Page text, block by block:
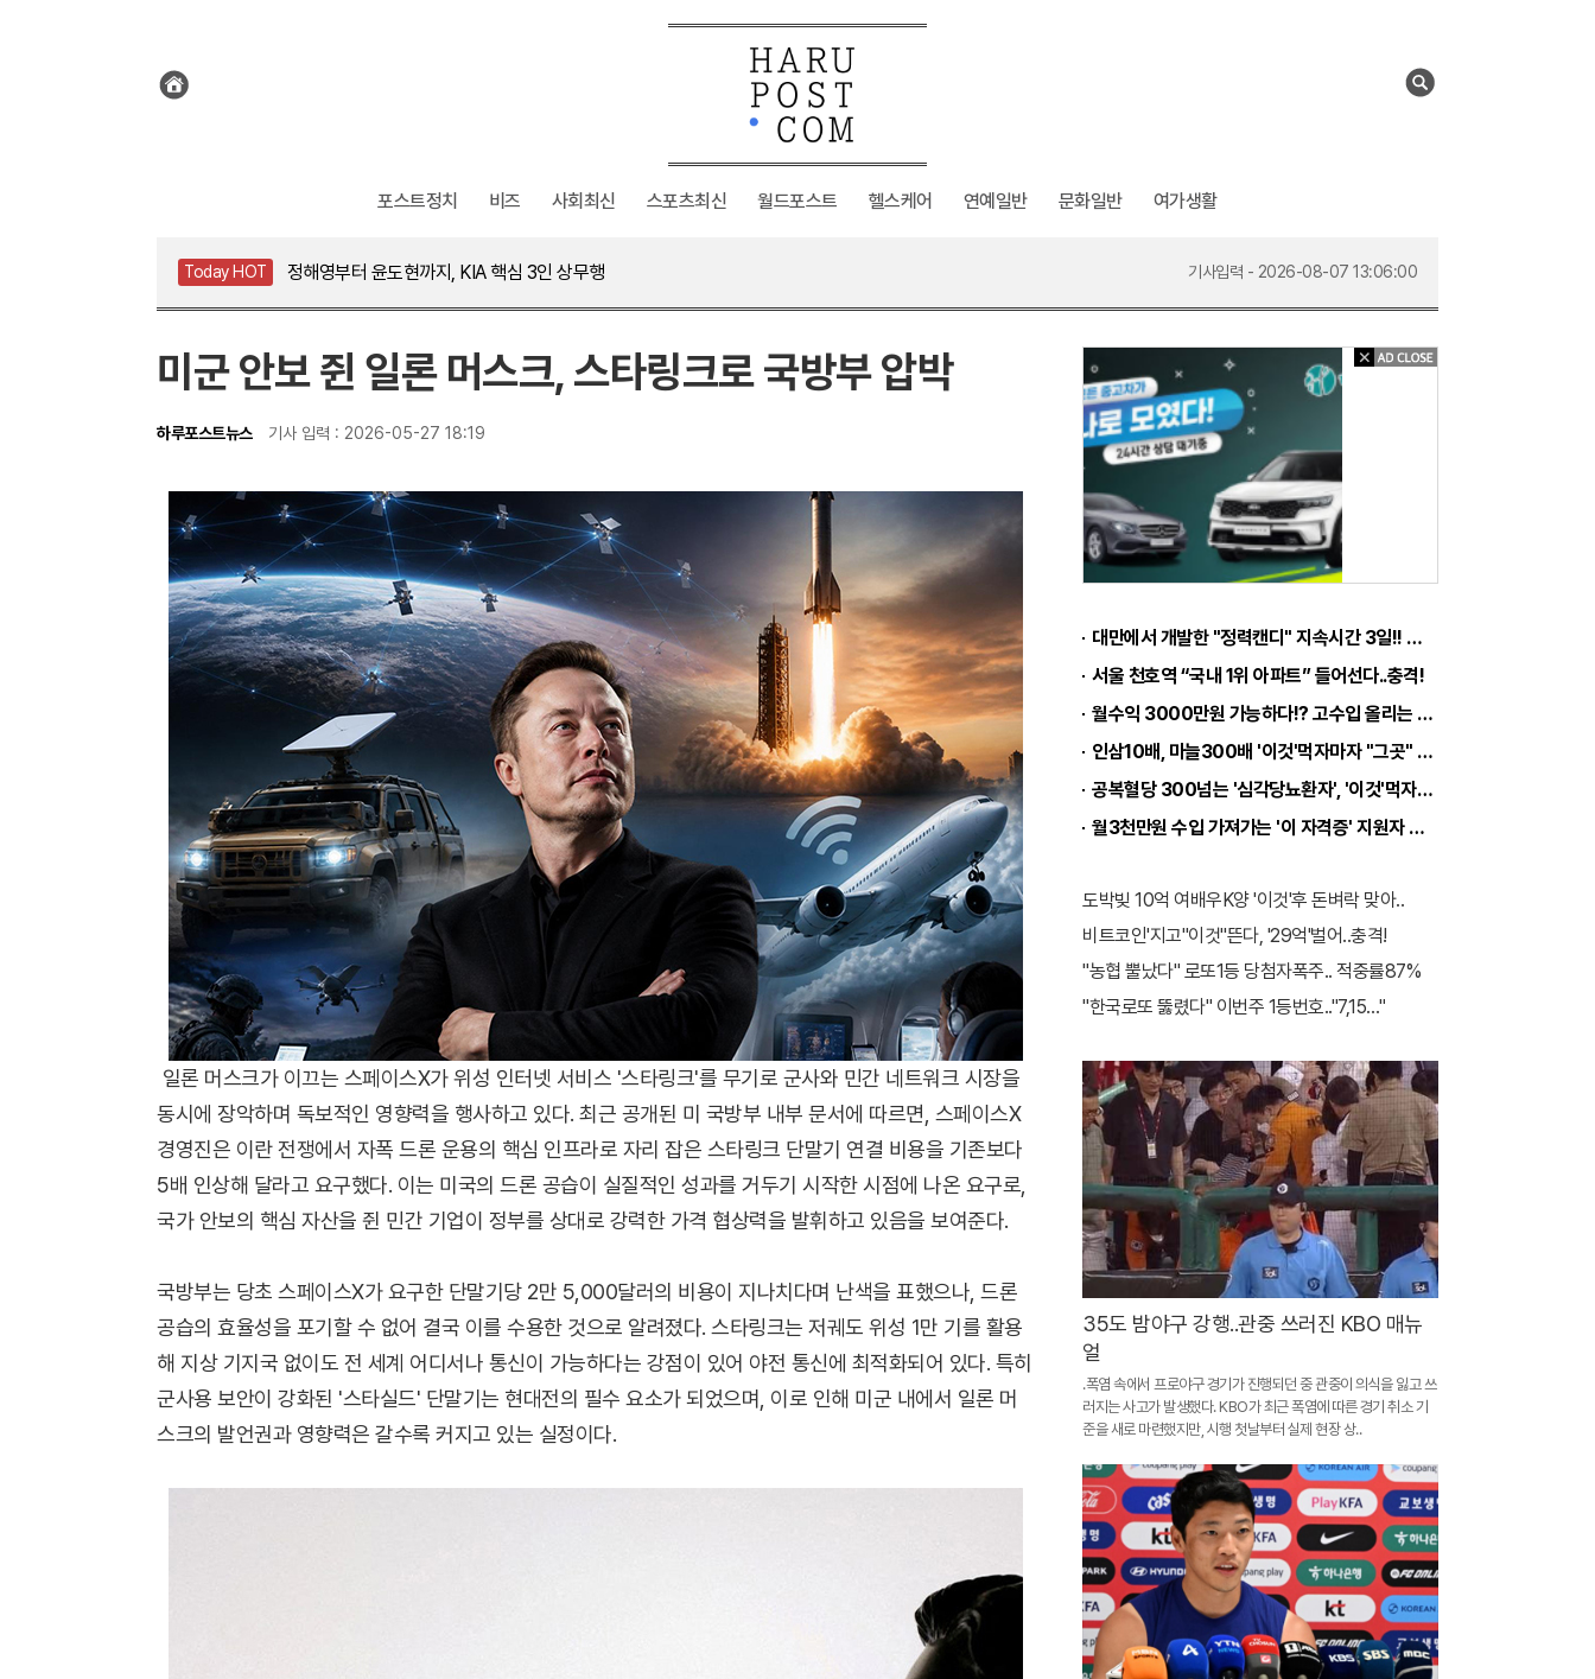
검
전
체
포스트정치
비즈 사회최신 스포츠최신 월드포스트 헬스케어 연예일반 문화일반 여가생활
Today HOT 정해영부터 윤도현까지, KIA 핵심 3인 상무행 기사입력 - 2026-08-07 13:06:00
해안가 목함지뢰 주의, 만지면 폭발 위험 기사입력 - 2026-08-07 12:47:00
미군 안보 쥔 일론 머스크, 스타링크로 국방부 압박
하루포스트뉴스 기사 입력 : 2026-05-27 18:19
일론 머스크가 이끄는 스페이스X가 위성 인터넷 서비스 '스타링크'를 무기로 군사와 민간 네트워크 시장을
동시에 장악하며 독보적인 영향력을 행사하고 있다. 최근 공개된 미 국방부 내부 문서에 따르면, 스페이스X
경영진은 이란 전쟁에서 자폭 드론 운용의 핵심 인프라로 자리 잡은 스타링크 단말기 연결 비용을 기존보다
5배 인상해 달라고 요구했다. 이는 미국의 드론 공습이 실질적인 성과를 거두기 시작한 시점에 나온 요구로,
국가 안보의 핵심 자산을 쥔 민간 기업이 정부를 상대로 강력한 가격 협상력을 발휘하고 있음을 보여준다.
국방부는 당초 스페이스X가 요구한 단말기당 2만 5,000달러의 비용이 지나치다며 난색을 표했으나, 드론
공습의 효율성을 포기할 수 없어 결국 이를 수용한 것으로 알려졌다. 스타링크는 저궤도 위성 1만 기를 활용
해 지상 기지국 없이도 전 세계 어디서나 통신이 가능하다는 강점이 있어 야전 통신에 최적화되어 있다. 특히
군사용 보안이 강화된 '스타실드' 단말기는 현대전의 필수 요소가 되었으며, 이로 인해 미군 내에서 일론 머
스크의 발언권과 영향력은 갈수록 커지고 있는 실정이다.
고
차
,
1
0
0
%
실
매
물
상
터
구
매
까
지
고
객
이
족
는
하
나
중
고
차
대만에서 개발한 "정력캔디" 지속시간 3일!! 충격!!
서울 천호역 “국내 1위 아파트” 들어선다..충격!
월수익 3000만원 가능하다!? 고수입 올리는 이 "자격증"에 몰리는 이유 알고보니…
인삼10배, 마늘300배 '이것'먹자마자 "그곳" 땅땅해져..헉!
공복혈당 300넘는 '심각당뇨환자', '이것'먹자마자
월3천만원 수입 가져가는 '이 자격증' 지원자 몰려!
도박빚 10억 여배우K양 '이것'후 돈벼락 맞아..
비트코인'지고"이것"뜬다, '29억'벌어..충격!
"농협 뿔났다" 로또1등 당첨자폭주.. 적중률87%
"한국로또 뚫렸다" 이번주 1등번호.."7,15…"
35도 밤야구 강행..관중 쓰러진 KBO 매뉴
얼
.폭염 속에서 프로야구 경기가 진행되던 중 관중이 의식을 잃고 쓰
러지는 사고가 발생했다. KBO가 최근 폭염에 따른 경기 취소 기
준을 새로 마련했지만, 시행 첫날부터 실제 현장 상..